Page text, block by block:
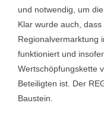
und notwendig, um
Klar wurde auch,
Regionalvermarktung
funktioniert und
Wertschöpfungskette
Beteiligten ist. Der
Baustein.